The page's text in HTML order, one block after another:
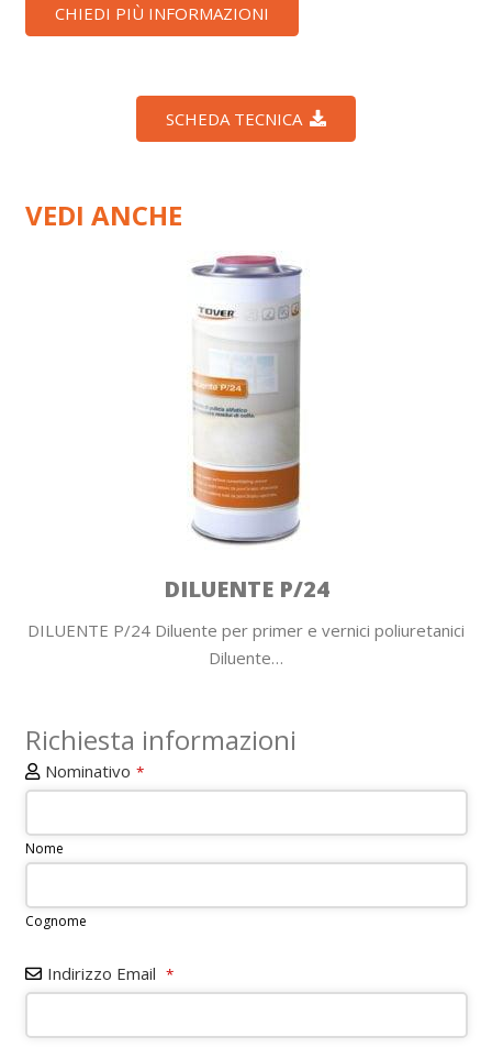
CHIEDI PIÙ INFORMAZIONI
SCHEDA TECNICA
VEDI ANCHE
SOLVENTE S/23
SOLVENTE S/23 Solvente per la pulizia di
Richiesta informazioni
Nominativo *
Nome
Cognome
Indirizzo Email *